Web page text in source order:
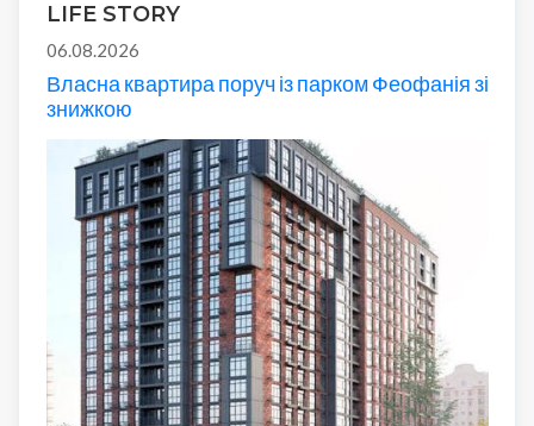
LIFE STORY
06.08.2026
Власна квартира поруч із парком Феофанія зі
знижкою